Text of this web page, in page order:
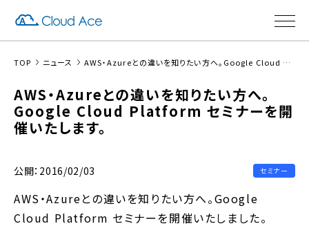
TOP ニュース AWS・Azureとの違いを知りたい方へ。Google Cloud Platform セミナーを開催いたします。
AWS・Azureとの違いを知りたい方へ。
Google Cloud Platform セミナーを開
催いたします。
公開：2016/02/03 セミナー
AWS・Azureとの違いを知りたい方へ。Google
Cloud Platform セミナーを開催いたしました。